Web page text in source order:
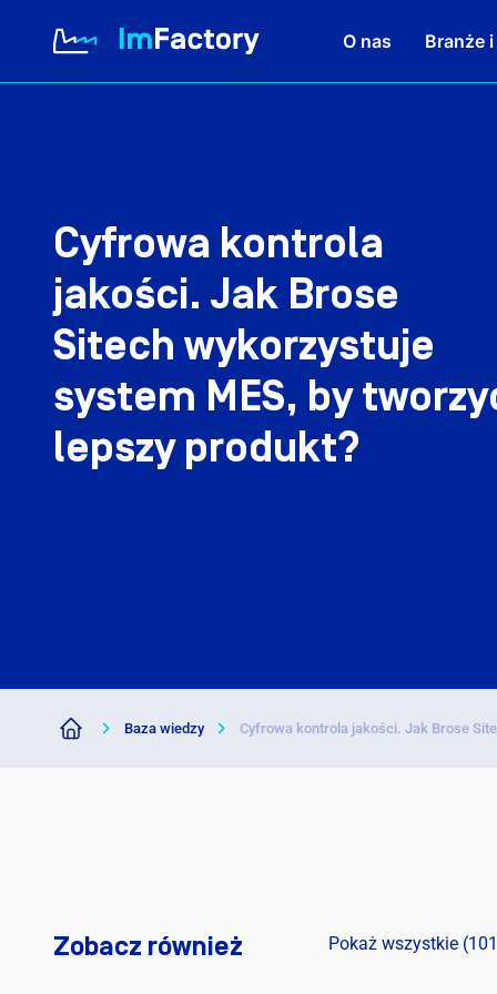
O nas Branże
Branże i Rozwiązania
Case study
Baza wiedzy
Kariera
Cyfrowa kontrola
jakości. Jak Brose
Sitech wykorzystuje
system MES, by
lepszy produkt?
Baza wiedzy Cyfrowa kontrola jakości. Jak Brose
Zobacz również Pokaż wszystkie